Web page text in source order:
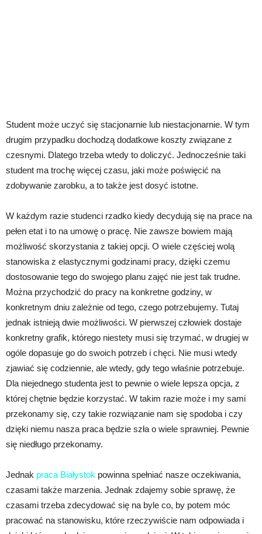
Student może uczyć się stacjonarnie lub niestacjonarnie. W tym
drugim przypadku dochodzą dodatkowe koszty związane z
czesnymi. Dlatego trzeba wtedy to doliczyć. Jednocześnie taki
student ma trochę więcej czasu, jaki może poświęcić na
zdobywanie zarobku, a to także jest dosyć istotne.
W każdym razie studenci rzadko kiedy decydują się na prace na
pełen etat i to na umowę o pracę. Nie zawsze bowiem mają
możliwość skorzystania z takiej opcji. O wiele częściej wolą
stanowiska z elastycznymi godzinami pracy, dzięki czemu
dostosowanie tego do swojego planu zajęć nie jest tak trudne.
Można przychodzić do pracy na konkretne godziny, w
konkretnym dniu zależnie od tego, czego potrzebujemy. Tutaj
jednak istnieją dwie możliwości. W pierwszej człowiek dostaje
konkretny grafik, którego niestety musi się trzymać, w drugiej w
ogóle dopasuje go do swoich potrzeb i chęci. Nie musi wtedy
zjawiać się codziennie, ale wtedy, gdy tego właśnie potrzebuje.
Dla niejednego studenta jest to pewnie o wiele lepsza opcja, z
której chętnie będzie korzystać. W takim razie może i my sami
przekonamy się, czy takie rozwiązanie nam się spodoba i czy
dzięki niemu nasza praca będzie szła o wiele sprawniej. Pewnie
się niedługo przekonamy.
Jednak praca Białystok powinna spełniać nasze oczekiwania,
czasami także marzenia. Jednak zdajemy sobie sprawę, że
czasami trzeba zdecydować się na byle co, by potem móc
pracować na stanowisku, które rzeczywiście nam odpowiada i